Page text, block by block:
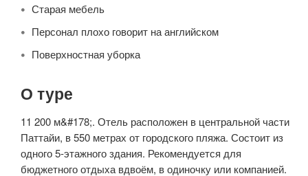
Старая мебель
Персонал плохо говорит на английском
Поверхностная уборка
О туре
11 200 м&#178;. Отель расположен в центральной части
Паттайи, в 550 метрах от городского пляжа. Состоит из
одного 5-этажного здания. Рекомендуется для
бюджетного отдыха вдвоём, в одиночку или компанией.